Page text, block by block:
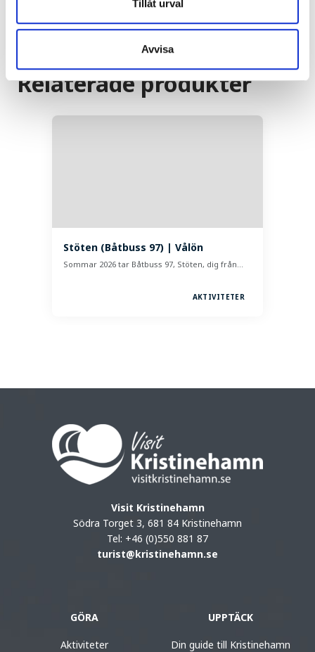
Tillåt urval
Avvisa
Relaterade produkter
Stöten (Båtbuss 97) | Vålön
Sommar 2026 tar Båtbuss 97, Stöten, dig från…
AKTIVITETER
Visit Kristinehamn
Södra Torget 3, 681 84 Kristinehamn
Tel: +46 (0)550 881 87
turist@kristinehamn.se
GÖRA
Aktiviteter
UPPTÄCK
Din guide till Kristinehamn